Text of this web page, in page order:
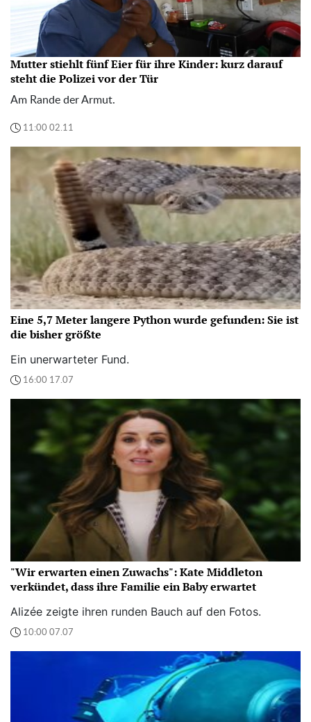
Mutter stiehlt fünf Eier für ihre Kinder: kurz darauf
steht die Polizei vor der Tür
Am Rande der Armut.
11:00 02.11
Eine 5,7 Meter langere Python wurde gefunden: Sie ist
die bisher größte
Ein unerwarteter Fund.
16:00 17.07
"Wir erwarten einen Zuwachs": Kate Middleton
verkündet, dass ihre Familie ein Baby erwartet
Alizée zeigte ihren runden Bauch auf den Fotos.
10:00 07.07